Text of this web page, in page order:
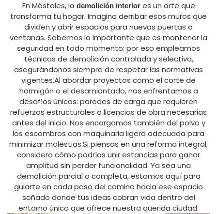
En Móstoles, la demolición interiores un arte que
transforma tu hogar. Imagina derribar esos muros que
dividen y abrir espacios para nuevas puertas o
ventanas. Sabemos lo importante que es mantener la
seguridad en todo momento: por eso empleamos
técnicas de demolición controlada y selectiva,
asegurándonos siempre de respetar las normativas
vigentes.Al abordar proyectos como el corte de
hormigón o el desamiantado, nos enfrentamos a
desafíos únicos: paredes de carga que requieren
refuerzos estructurales o licencias de obra necesarias
antes del inicio. Nos encargamos también del polvo y
los escombros con maquinaria ligera adecuada para
minimizar molestias.Si piensas en una reforma integral,
considera cómo podrías unir estancias para ganar
amplitud sin perder funcionalidad. Ya sea una
demolición parcial o completa, estamos aquí para
guiarte en cada paso del camino hacia ese espacio
soñado donde tus ideas cobran vida dentro del
entorno único que ofrece nuestra querida ciudad.